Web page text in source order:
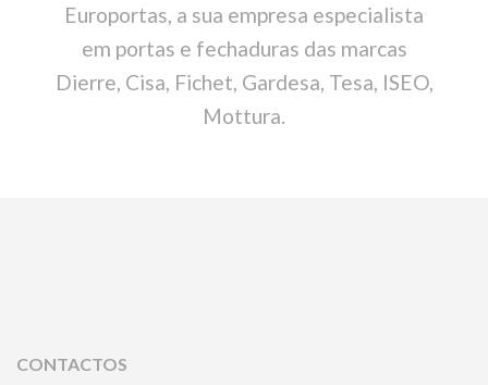
Europortas, a sua empresa especialista
em portas e fechaduras das marcas
Dierre, Cisa, Fichet, Gardesa, Tesa, ISEO,
Mottura.
CONTACTOS